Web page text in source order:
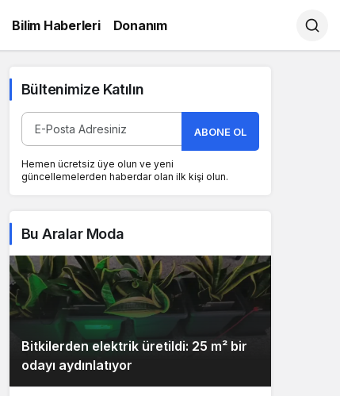
Bilim Haberleri Donanım
Bültenimize Katılın
ABONE OL
Hemen ücretsiz üye olun ve yeni
güncellemelerden haberdar olan ilk kişi olun.
Bu Aralar Moda
Bitkilerden elektrik üretildi: 25 m² bir
odayı aydınlatıyor